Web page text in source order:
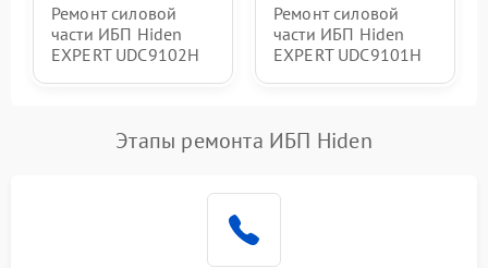
Ремонт силовой
части ИБП Hiden
EXPERT UDC9102H
Ремонт силовой
части ИБП Hiden
EXPERT UDC9101H
Этапы ремонта ИБП Hiden